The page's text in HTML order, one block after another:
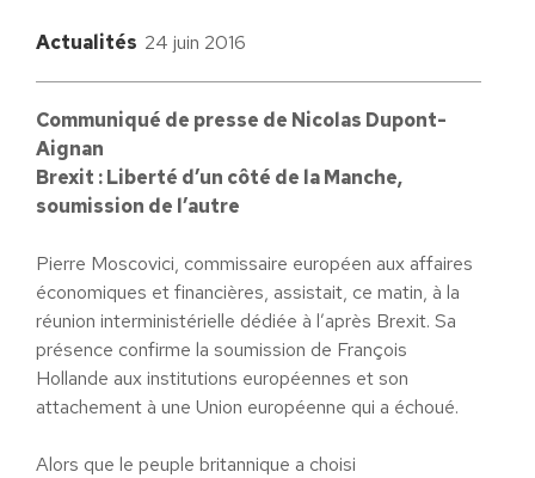
Actualités 24 juin 2016
Communiqué de presse de Nicolas Dupont-
Aignan
Brexit : Liberté d’un côté de la Manche,
soumission de l’autre
Pierre Moscovici, commissaire européen aux affaires
économiques et financières, assistait, ce matin, à la
réunion interministérielle dédiée à l’après Brexit. Sa
présence confirme la soumission de François
Hollande aux institutions européennes et son
attachement à une Union européenne qui a échoué.
Alors que le peuple britannique a choisi